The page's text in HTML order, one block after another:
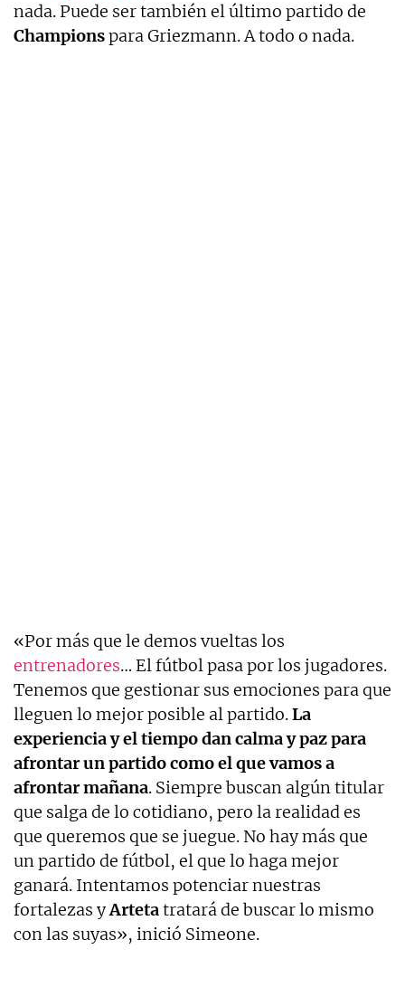
nada. Puede ser también el último partido de
Championspara Griezmann. A todo o nada.
«Por más que le demos vueltas los
entrenadores… El fútbol pasa por los jugadores.
Tenemos que gestionar sus emociones para que
lleguen lo mejor posible al partido.La
experiencia y el tiempo dan calma y paz para
afrontar un partido como el que vamos a
afrontar mañana. Siempre buscan algún titular
que salga de lo cotidiano, pero la realidad es
que queremos que se juegue. No hay más que
un partido de fútbol, el que lo haga mejor
ganará. Intentamos potenciar nuestras
fortalezas yArtetatratará de buscar lo mismo
con las suyas», inició Simeone.